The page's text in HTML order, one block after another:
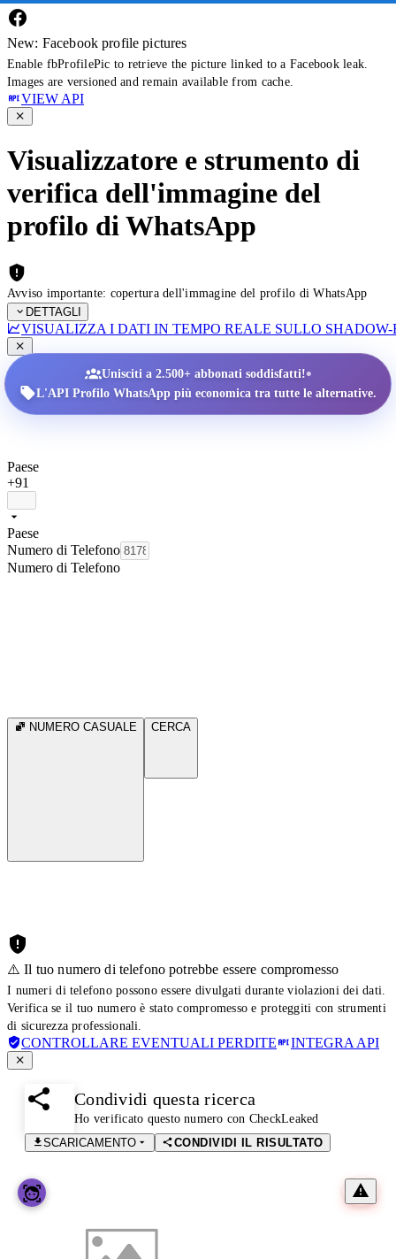
New: Facebook profile pictures
Enable fbProfilePic to retrieve the picture linked to a Facebook leak.
Images are versioned and remain available from cache.
VIEW API
Visualizzatore e strumento di
verifica dell'immagine del
profilo di WhatsApp
Avviso importante: copertura dell'immagine del profilo di WhatsApp
DETTAGLI
VISUALIZZA I DATI IN TEMPO REALE SULLO
Unisciti a 2.500+ abbonati soddisfatti!•
L'API Profilo WhatsApp più economica tra tutte le alternative.
Paese
+91
Paese
Numero di Telefono
Numero di Telefono
NUMERO CASUALE CERCA
⚠️ Il tuo numero di telefono potrebbe essere compromesso
I numeri di telefono possono essere divulgati durante violazioni dei dati.
Verifica se il tuo numero è stato compromesso e proteggiti con strumenti
di sicurezza professionali.
CONTROLLARE EVENTUALI PERDITE INTEGRA API
Condividi questa ricerca
Ho verificato questo numero con CheckLeaked
SCARICAMENTO
CONDIVIDI IL RISULTATO